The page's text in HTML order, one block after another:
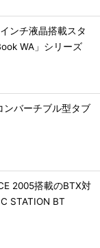
ンチ液晶搭載スタ
WA」シリーズ
ンバーチブル型タブ
2005搭載のBTX対
STATION BT